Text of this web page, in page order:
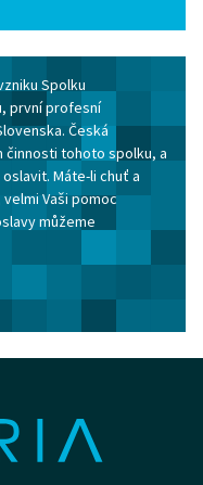
Spolku
první profesní
Česká
tohoto spolku, a
Máte-li chuť a
Vaši pomoc
můžeme